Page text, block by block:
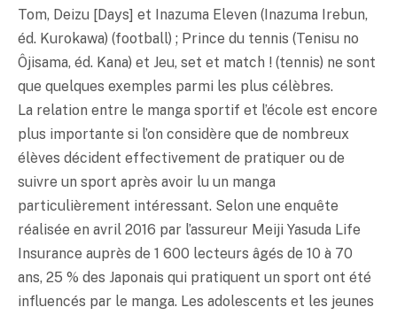
Tom, Deizu [Days] et Inazuma Eleven (Inazuma Irebun,
éd. Kurokawa) (football) ; Prince du tennis (Tenisu no
Ôjisama, éd. Kana) et Jeu, set et match ! (tennis) ne sont
que quelques exemples parmi les plus célèbres.
La relation entre le manga sportif et l’école est encore
plus importante si l’on considère que de nombreux
élèves décident effectivement de pratiquer ou de
suivre un sport après avoir lu un manga
particulièrement intéressant. Selon une enquête
réalisée en avril 2016 par l’assureur Meiji Yasuda Life
Insurance auprès de 1 600 lecteurs âgés de 10 à 70
ans, 25 % des Japonais qui pratiquent un sport ont été
influencés par le manga. Les adolescents et les jeunes